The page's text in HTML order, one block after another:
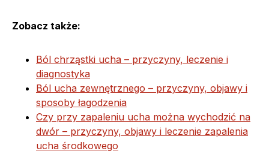
Zobacz także:
Ból chrząstki ucha – przyczyny, leczenie i
diagnostyka
Ból ucha zewnętrznego – przyczyny, objawy i
sposoby łagodzenia
Czy przy zapaleniu ucha można wychodzić na
dwór – przyczyny, objawy i leczenie zapalenia
ucha środkowego